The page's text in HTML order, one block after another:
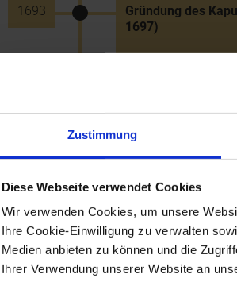
Zustimmung
Diese Webseite verwendet Cookies
Wir verwenden Cookies, um unsere
Ihre Cookie-Einwilligung zu verwalten
Medien anbieten zu können und die
Ihrer Verwendung unserer Website an
1693
Gründung des
1697)
1694 Bau des
1695
Pläne Jakob
im Auftrag der